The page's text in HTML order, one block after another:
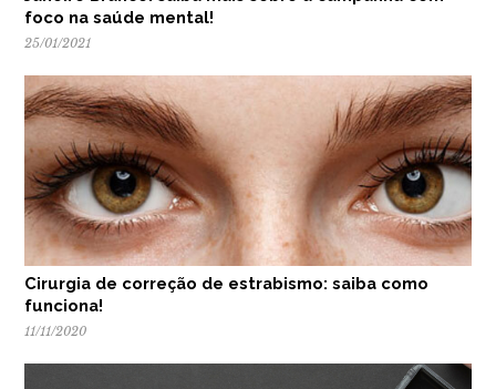
foco na saúde mental!
25/01/2021
Cirurgia de correção de estrabismo: saiba como
funciona!
11/11/2020